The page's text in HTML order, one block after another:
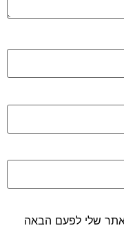
שלי לפעם הבאה